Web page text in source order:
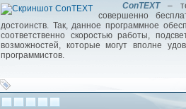
ConTEXT–
совершенно
достоинств. Так, данное программное
соответственно скоростью работы,
возможностей, которые могут вполне
программистов.